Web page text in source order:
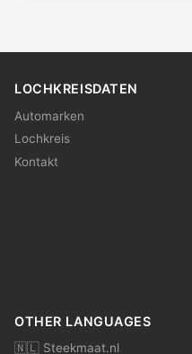
LOCHKREISDATEN
Automarken
Lochkreis
Kontakt
OTHER LANGUAGES
🇳🇱 Steekmaat.nl